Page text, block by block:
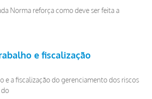
Norma reforça como deve ser feita a
e fiscalização
e a fiscalização do gerenciamento dos riscos
do